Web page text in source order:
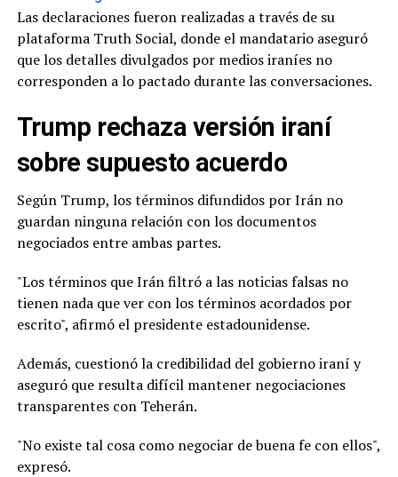
Las declaraciones fueron realizadas a través de su
plataforma Truth Social, donde el mandatario aseguró
que los detalles divulgados por medios iraníes no
corresponden a lo pactado durante las conversaciones.
Trump rechaza versión iraní
sobre supuesto acuerdo
Según Trump, los términos difundidos por Irán no
guardan ninguna relación con los documentos
negociados entre ambas partes.
"Los términos que Irán filtró a las noticias falsas no
tienen nada que ver con los términos acordados por
escrito", afirmó el presidente estadounidense.
Además, cuestionó la credibilidad del gobierno iraní y
aseguró que resulta difícil mantener negociaciones
transparentes con Teherán.
"No existe tal cosa como negociar de buena fe con ellos",
expresó.